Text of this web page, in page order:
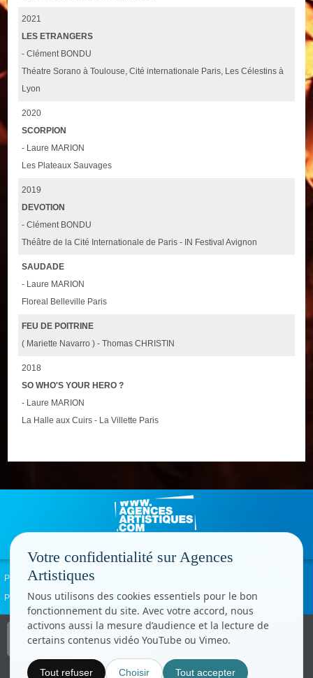
2021
LES ETRANGERS
- Clément BONDU
Théatre Sorano à Toulouse, Cité internationale Paris, Les Célestins à
Lyon
2020
SCORPION
- Laure MARION
Les Plateaux Sauvages
2019
DEVOTION
- Clément BONDU
Théâtre de la Cité Internationale de Paris - IN Festival Avignon
SAUDADE
- Laure MARION
Floreal Belleville Paris
FEU DE POITRINE
( Mariette Navarro ) - Thomas CHRISTIN
2018
SO WHO'S YOUR HERO ?
- Laure MARION
La Halle aux Cuirs - La Villette Paris
Politique de confidentialité
Paramètres cookies
Copyright © CC.Comunication
Tous droits réservés
Votre confidentialité sur Agences
Artistiques
Nous utilisons des cookies essentiels pour le bon
fonctionnement du site. Avec votre accord, nous
activons aussi la mesure d’audience et la lecture de
certains contenus vidéo YouTube ou Vimeo.
Tout refuser Choisir Tout accepter